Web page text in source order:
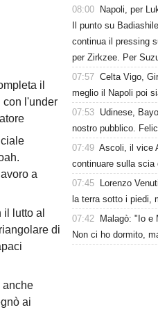
il
con l'under
a
il lutto al
di
anche
ai
08:00
Napoli, per
Il punto su
continua il pressing
per Zirkzee. Per
07:57 Celta Vigo,
meglio il Napoli poi
07:53 Udinese,
nostro pubblico.
07:49 Ascoli, il vice
continuare sulla scia
07:45
Lorenzo
la terra sotto i piedi,
07:42
Malagò: "Io e
Non ci ho dormito,